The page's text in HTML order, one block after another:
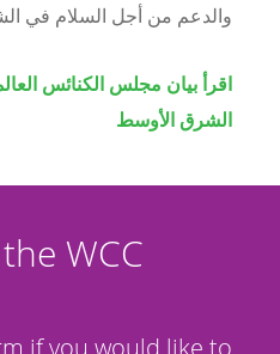
والدعم من أجل السلام في
اقرأ بيان مجلس الكنائس
الشرق الأوسط
WCC
if you would like to